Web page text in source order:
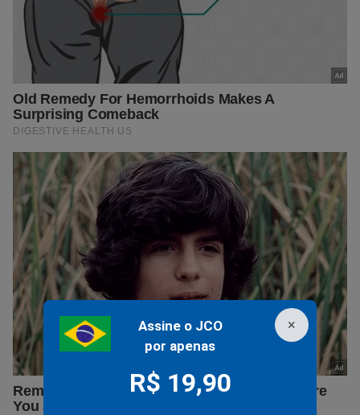
×
Assine o JCO
por apenas
R$ 19,90